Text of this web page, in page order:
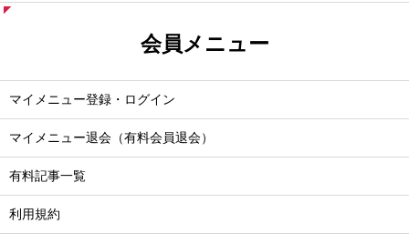
会員メニュー
マイメニュー登録・ログイン
マイメニュー退会（有料会員退会）
有料記事一覧
利用規約